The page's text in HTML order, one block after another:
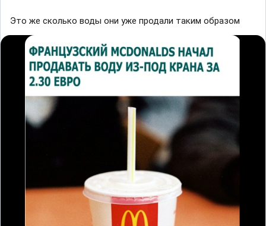
Это же сколько воды они уже продали таким образом